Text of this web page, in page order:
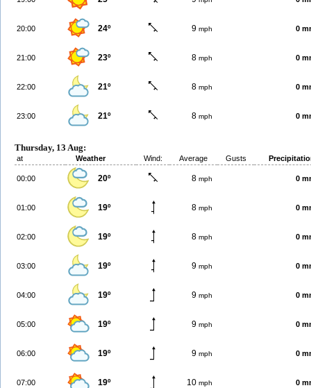
20:00 24º 9 mph 0
21:00 23º 8 mph 0
22:00 21º 8 mph 0
23:00 21º 8 mph 0
Thursday, 13 Aug:
at Weather Wind: Average Gusts
00:00 20º 8 mph 0
01:00 19º 8 mph 0
02:00 19º 8 mph 0
03:00 19º 9 mph 0
04:00 19º 9 mph 0
05:00 19º 9 mph 0
06:00 19º 9 mph 0
07:00 19º 10 mph 0